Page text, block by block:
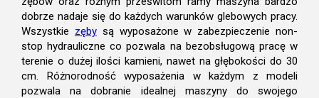
dobrze nadaje się do każdych warunków glebowych pracy.
Wszystkie zębysą wyposażone w zabezpieczenie non-
stop hydrauliczne co pozwala na bezobsługową pracę w
terenie o dużej ilości kamieni, nawet na głębokości do 30
cm. Różnorodność wyposażenia w każdym z modeli
pozwala na dobranie idealnej maszyny do swojego